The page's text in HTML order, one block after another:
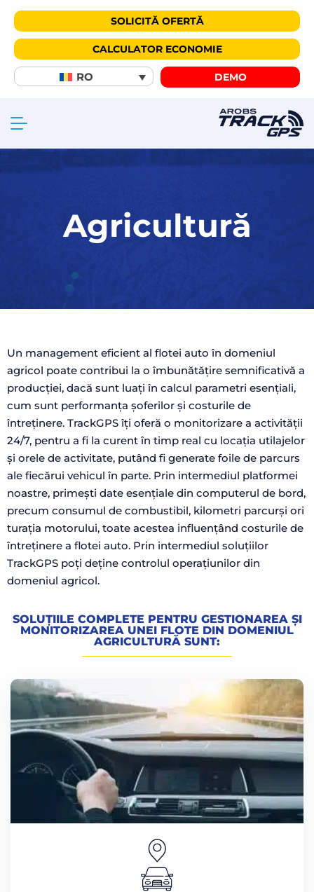
SOLICITĂ OFERTĂ
CALCULATOR ECONOMIE
RO DEMO
Agricultură
Un management eficient al flotei auto în domeniul
agricol poate contribui la o îmbunătățire semnificativă a
producției, dacă sunt luați în calcul parametri esențiali,
cum sunt performanța șoferilor și costurile de
întreținere. TrackGPS îți oferă o monitorizare a activității
24/7, pentru a fi la curent în timp real cu locația utilajelor
și orele de activitate, putând fi generate foile de parcurs
ale fiecărui vehicul în parte. Prin intermediul platformei
noastre, primești date esențiale din computerul de bord,
precum consumul de combustibil, kilometri parcurși ori
turația motorului, toate acestea influențând costurile de
întreținere a flotei auto. Prin intermediul soluțiilor
TrackGPS poți deține controlul operațiunilor din
domeniul agricol.
SOLUȚIILE COMPLETE PENTRU GESTIONAREA ȘI
MONITORIZAREA UNEI FLOTE DIN DOMENIUL
AGRICULTURĂ SUNT: